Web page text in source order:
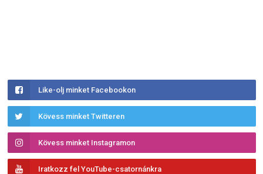
Like-olj minket Facebookon
Kövess minket Twitteren
Kövess minket Instagramon
Iratkozz fel YouTube-csatornánkra